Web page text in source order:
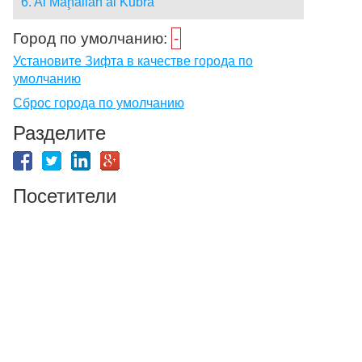
Город по умолчанию: -
Установите Зифта в качестве города по
умолчанию
Сброс города по умолчанию
Разделите
Посетители